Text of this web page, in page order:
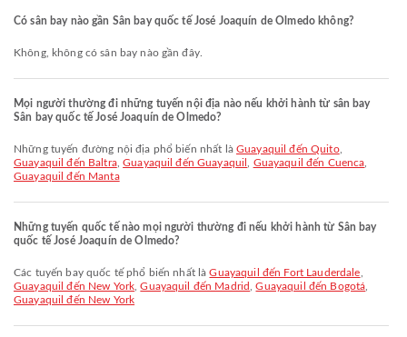
Có sân bay nào gần Sân bay quốc tế José Joaquín de Olmedo không?
Không, không có sân bay nào gần đây.
Mọi người thường đi những tuyến nội địa nào nếu khởi hành từ sân bay
Sân bay quốc tế José Joaquín de Olmedo?
Những tuyến đường nội địa phổ biến nhất làGuayaquil đến Quito,
Guayaquil đến Baltra,Guayaquil đến Guayaquil Guayaquil đến Cuenca
Guayaquil đến Manta
Những tuyến quốc tế nào mọi người thường đi nếu khởi hành từ Sân bay
quốc tế José Joaquín de Olmedo?
Các tuyến bay quốc tế phổ biến nhất làGuayaquil đến Fort Lauderdale
Guayaquil đến New York ,Guayaquil đến Madrid ,Guayaquil đến Bogotá
Guayaquil đến New York